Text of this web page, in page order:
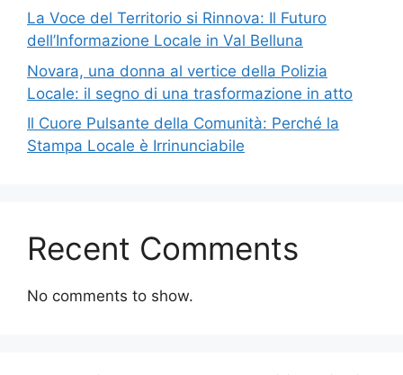
La Voce del Territorio si Rinnova: Il Futuro
dell’Informazione Locale in Val Belluna
Novara, una donna al vertice della Polizia
Locale: il segno di una trasformazione in atto
Il Cuore Pulsante della Comunità: Perché la
Stampa Locale è Irrinunciabile
Recent Comments
No comments to show.